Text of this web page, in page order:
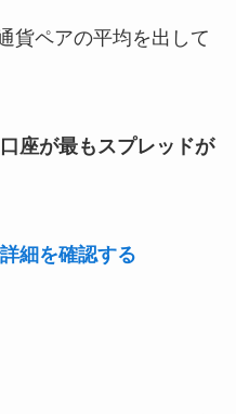
貨ペアの平均を出して
座が最もスプレッドが
細を確認する